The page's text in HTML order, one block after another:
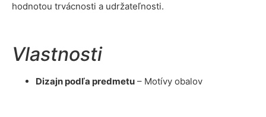
hodnotou trvácnosti a udržateľnosti.
Vlastnosti
Dizajn podľa predmetu – Motívy obalov